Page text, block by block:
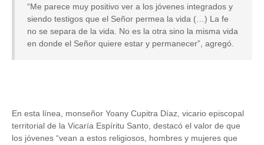
“Me parece muy positivo ver a los jóvenes integrados y
siendo testigos que el Señor permea la vida (…) La fe
no se separa de la vida. No es la otra sino la misma vida
en donde el Señor quiere estar y permanecer”, agregó.
En esta línea, monseñor Yoany Cupitra Díaz, vicario episcopal
territorial de la Vicaría Espíritu Santo, destacó el valor de que
los jóvenes “vean a estos religiosos, hombres y mujeres que